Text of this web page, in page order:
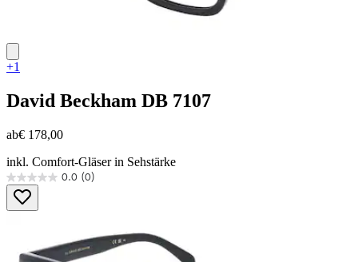
+1
David Beckham DB 7107
ab€ 178,00
inkl. Comfort-Gläser in Sehstärke
0.0 (0)
0.0
von
5